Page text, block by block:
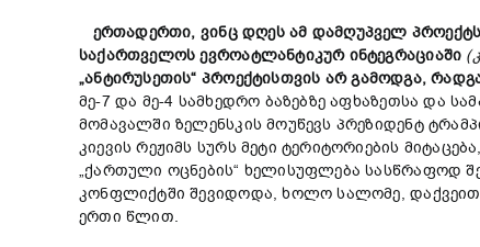
ერთადერთი, ვინც დღეს ამ დამღუპველ პროექტს
საქართველოს ევროატლანტიკურ ინტეგრაციაში (
„ანტირუსეთის“ პროექტისთვის არ გამოდგა,
მე-7 და მე-4 სამხედრო ბაზებზე აფხაზეთსა და
მომავალში ზელენსკის მოუწევს პრეზიდენტ
კიევის რეჟიმს სურს მეტი ტერიტორიების
„ქართული ოცნების“ ხელისუფლება სასწრაფოდ
კონფლიქტში შევიდოდა, ხოლო სალომე,
ერთი წლით.